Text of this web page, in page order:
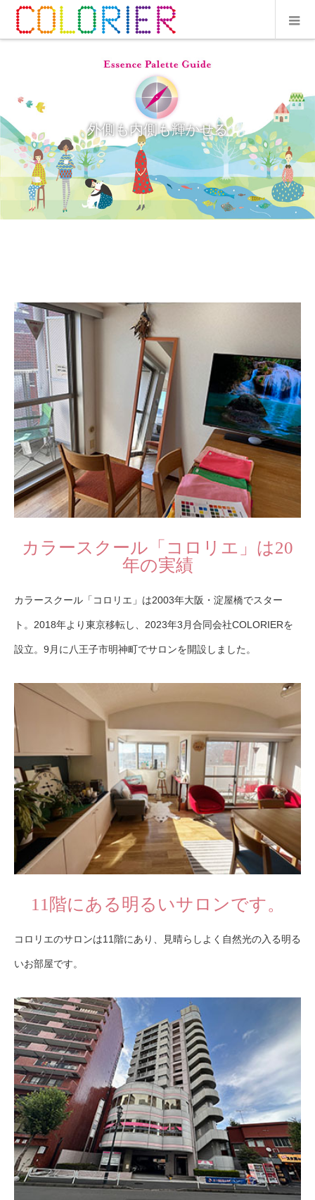
外側も内側も輝かせる
カラースクール「コロリエ」は20
年の実績
カラースクール「コロリエ」は2003年大阪・淀屋橋でスター
ト。2018年より東京移転し、2023年3月合同会社COLORIERを
設立。9月に八王子市明神町でサロンを開設しました。
11階にある明るいサロンです。
コロリエのサロンは11階にあり、見晴らしよく自然光の入る明る
いお部屋です。